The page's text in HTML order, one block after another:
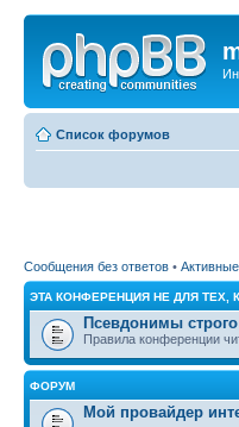
Список форумов
Сообщения без ответов •
ЭТА КОНФЕРЕНЦИЯ НЕ ДЛЯ ТЕХ,
Псевдонимы
Правила конференции
ФОРУМ
Мой провайдер